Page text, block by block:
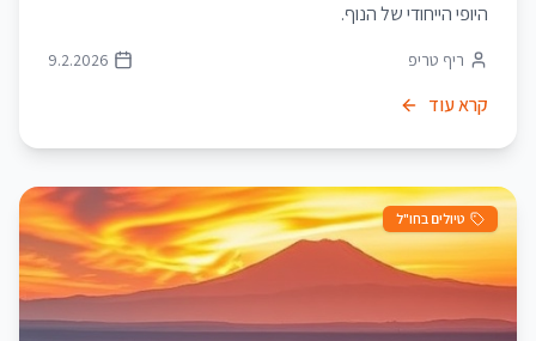
היופי הייחודי של הנוף.
ריף טריפ 9.2.2026
קרא עוד
טיולים בחו"ל